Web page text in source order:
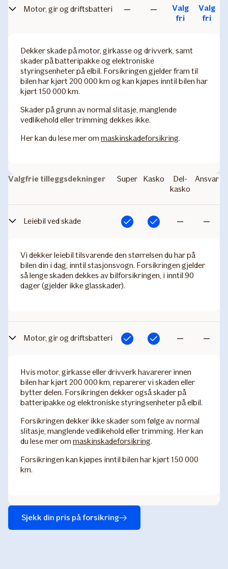
Motor, gir og driftsbatteri
Valg
fri
Valg
fri
Dekker skade på motor, girkasse og drivverk, samt
skader på batteripakke og elektroniske
styringsenheter på elbil. Forsikringen gjelder fram til
bilen har kjørt 200 000 km og kan kjøpes inntil bilen har
kjørt 150 000 km.
Skader på grunn av normal slitasje, manglende
vedlikehold eller trimming dekkes ikke.
Her kan du lese mer om maskinskadeforsikring.
Valgfrie tilleggsdekninger Super Kasko
Del­
kasko
Ansvar
Leiebil ved skade Inkludert
Inkludert
Vi dekker leiebil tilsvarende den størrelsen du har på
bilen din i dag, inntil stasjonsvogn. Forsikringen gjelder
så lenge skaden dekkes av bilforsikringen, i inntil 90
dager (gjelder ikke glasskader).
Motor, gir og driftsbatteri Inkludert
Inkludert
Hvis motor, girkasse eller drivverk havarerer innen
bilen har kjørt 200 000 km, reparerer vi skaden eller
bytter delen. Forsikringen dekker også skader på
batteripakke og elektroniske styringsenheter på elbil.
Forsikringen dekker ikke skader som følge av normal
slitasje, manglende vedlikehold eller trimming. Her kan
du lese mer om maskinskadeforsikring.
Forsikringen kan kjøpes inntil bilen har kjørt 150 000
km.
Sjekk din pris på forsikring